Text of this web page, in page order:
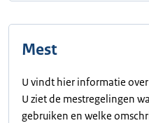
Mest
U vindt hier informatie
U ziet de mestregelingen
gebruiken en welke